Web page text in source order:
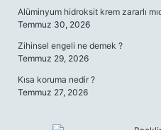
Alüminyum hidroksit krem zararlı
Temmuz 30, 2026
Zihinsel engeli ne demek ?
Temmuz 29, 2026
Kısa koruma nedir ?
Temmuz 27, 2026